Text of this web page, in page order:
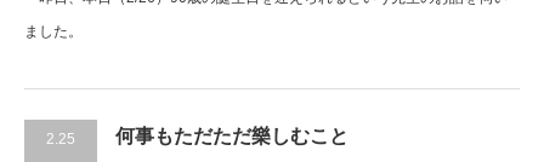
ました。
2.25
何事もただただ樂しむこと